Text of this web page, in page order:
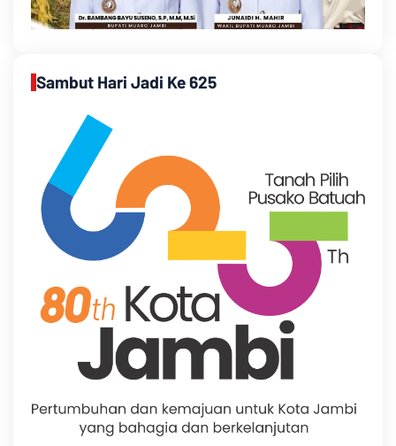
Sambut Hari Jadi Ke 625